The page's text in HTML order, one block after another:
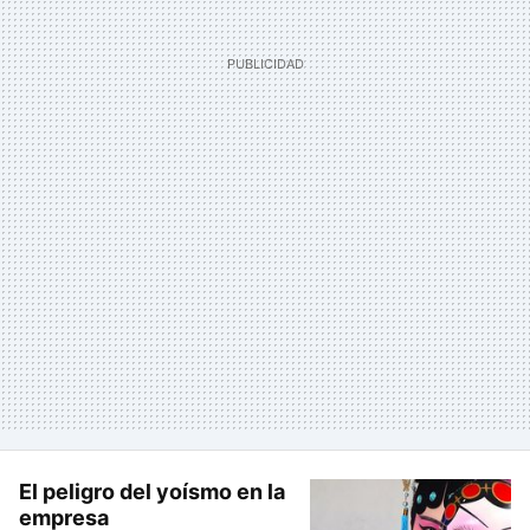
El peligro del yoísmo en la
empresa